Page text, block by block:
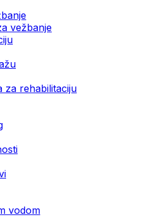
vežbanje
za rehabilitaciju
vodom